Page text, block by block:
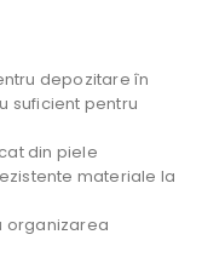
depozitare în
suficient pentru
din piele
materiale la
organizarea